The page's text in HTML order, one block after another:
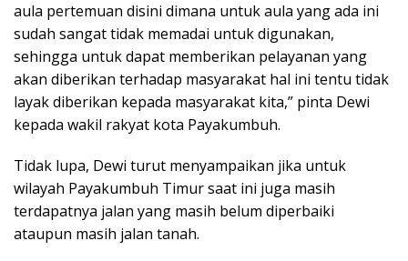
aula pertemuan disini dimana untuk aula yang ada ini
sudah sangat tidak memadai untuk digunakan,
sehingga untuk dapat memberikan pelayanan yang
akan diberikan terhadap masyarakat hal ini tentu tidak
layak diberikan kepada masyarakat kita,” pinta Dewi
kepada wakil rakyat kota Payakumbuh.
Tidak lupa, Dewi turut menyampaikan jika untuk
wilayah Payakumbuh Timur saat ini juga masih
terdapatnya jalan yang masih belum diperbaiki
ataupun masih jalan tanah.